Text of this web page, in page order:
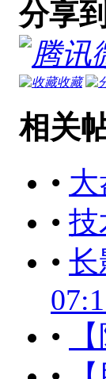
分享
收藏
相关
•
• 技
• 长
•